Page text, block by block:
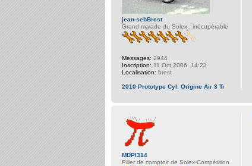
jean-sebBrest
Grand malade du Solex , irrécupérable
Messages: 2944
Inscription: 11 Oct 2006, 14:23
Localisation: brest
2010 Prototype Cyl. Origine Air 3 Tr
MDPI314
Pilier de comptoir de Solex-Compétition